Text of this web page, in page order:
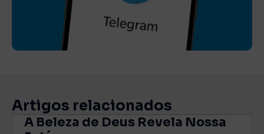
Artigos relacionados
A Beleza de Deus Revela Nossa